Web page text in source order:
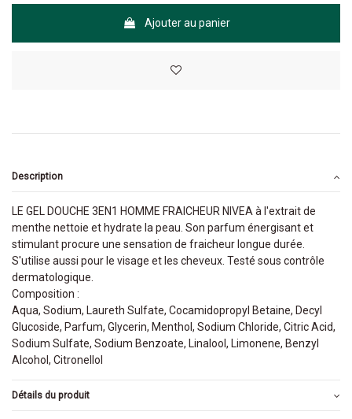
Ajouter au panier
Description
LE GEL DOUCHE 3EN1 HOMME FRAICHEUR NIVEA à l'extrait de
menthe nettoie et hydrate la peau. Son parfum énergisant et
stimulant procure une sensation de fraicheur longue durée.
S'utilise aussi pour le visage et les cheveux. Testé sous contrôle
dermatologique.
Composition :
Aqua, Sodium, Laureth Sulfate, Cocamidopropyl Betaine, Decyl
Glucoside, Parfum, Glycerin, Menthol, Sodium Chloride, Citric Acid,
Sodium Sulfate, Sodium Benzoate, Linalool, Limonene, Benzyl
Alcohol, Citronellol
Détails du produit